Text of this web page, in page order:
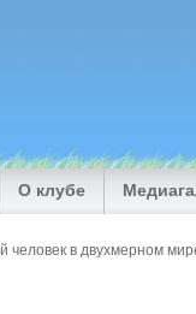
О клубе
человек в двухмерном